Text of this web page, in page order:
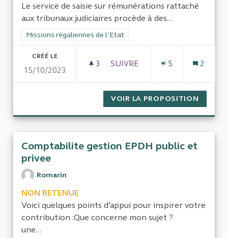
Le service de saisie sur rémunérations rattaché
aux tribunaux judiciaires procède à des...
Filtrer les résultats de la catégorie : Missions régaliennes de
Missions régaliennes de l’Etat
CRÉÉ LE
15/10/2023
3 3 ABONNÉS
SUIVRE
5 2
VOIR LA PROPOSITION
Comptabilite gestion EPDH public et
privee
Romarin
NON RETENUE
Voici quelques points d’appui pour inspirer votre
contribution :Que concerne mon sujet ?
une...